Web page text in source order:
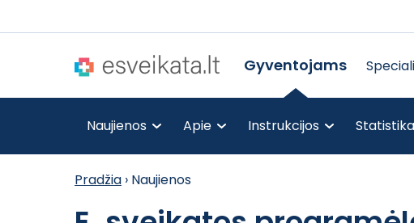
Gyventojams
Naujienos Apie Instrukcijos Statistika
Pradžia › Naujienos